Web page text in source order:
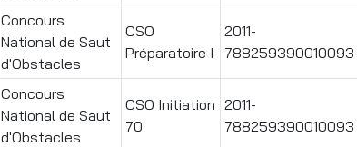
Concours
National de Saut
d'Obstacles
CSO
Préparatoire I
2011-
788259390010093
Concours
National de Saut
d'Obstacles
CSO Initiation
70
2011-
788259390010093